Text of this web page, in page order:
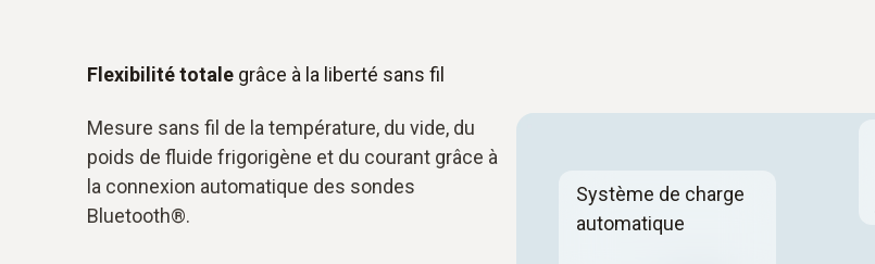
Flexibilité totale grâce à la liberté sans fil
Mesure sans fil de la température, du vide, du
poids de fluide frigorigène et du courant grâce à
la connexion automatique des sondes
Bluetooth®.
Système de charge
automatique